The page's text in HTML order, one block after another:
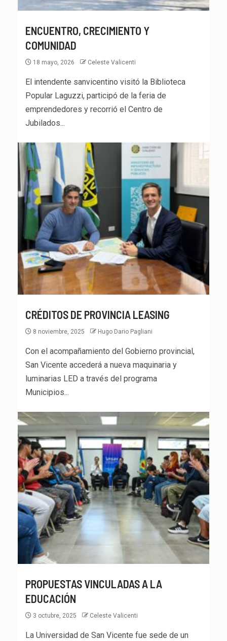
ENCUENTRO, CRECIMIENTO Y
COMUNIDAD
18 mayo, 2026 Celeste Valicenti
El intendente sanvicentino visitó la Biblioteca
Popular Laguzzi, participó de la feria de
emprendedores y recorrió el Centro de
Jubilados...
CRÉDITOS DE PROVINCIA LEASING
8 noviembre, 2025 Hugo Dario Pagliani
Con el acompañamiento del Gobierno provincial,
San Vicente accederá a nueva maquinaria y
luminarias LED a través del programa
Municipios...
PROPUESTAS VINCULADAS A LA
EDUCACIÓN
3 octubre, 2025 Celeste Valicenti
La Universidad de San Vicente fue sede de un